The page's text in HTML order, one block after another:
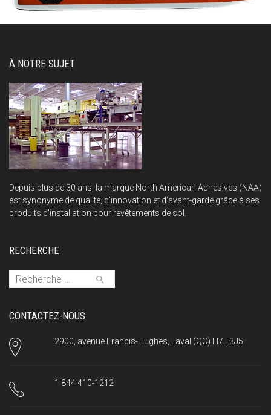
À NOTRE SUJET
Depuis plus de 30 ans, la marque North American Adhesives (NAA)
est synonyme de qualité, d’innovation et d’avant-garde grâce à ses
produits d’installation pour revêtements de sol.
RECHERCHE
Search for:
CONTACTEZ-NOUS
2900, avenue Francis-Hughes, Laval (QC) H7L 3J5
1 844 410-1212